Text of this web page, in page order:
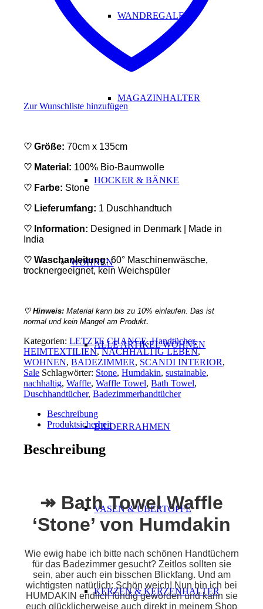
WANDREGALE
MAGAZINHALTER
HOCKER & BÄNKE
WOHNEN
ALLE ARTIKEL WOHNEN
BILDERRAHMEN
VASEN & ÜBERTÖPFE
KERZEN & KERZENHALTER
Zur Wunschliste hinzufügen
♡ Größe: 70cm x 135cm
♡ Material: 100% Bio-Baumwolle
♡ Farbe: Stone
♡ Lieferumfang: 1 Duschhandtuch
♡ Information: Designed in Denmark | Made in
India
♡ Waschanleitung:60° Maschinenwäsche,
trocknergeeignet, kein Weichspüler
♡Hinweis:Material kann bis zu 10% einlaufen. Das ist
normal und kein Mangel am Produkt.
Kategorien:LETZTE CHANCE,Handtücher,
HEIMTEXTILIEN,NACHHALTIG LEBEN,
WOHNEN,BADEZIMMER, SCANDI INTERIOR,
Sale Schlagwörter: Stone,Humdakin,sustainable,
nachhaltig,Waffle,Waffle Towel,Bath Towel,
Duschhandtücher,Badezimmerhandtücher
Beschreibung
Produktsicherheit
Beschreibung
↠ Bath Towel Waffle
‘Stone’ von Humdakin
Wie ewig habe ich bitte nach schönen Handtüchern
für das Badezimmer gesucht? Zeitlos sollten sie
sein, aber auch ein bisschen Blickfang. Und am
wichtigsten natürlich: Schön weich! Nun bin ich bei
HUMDAKIN endlich fündig geworden und kann sie
euch glücklicherweise auch direkt in meinem Shop